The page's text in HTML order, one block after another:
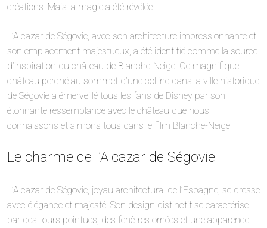
créations. Mais la magie a été révélée !
L’Alcazar de Ségovie, avec son architecture impressionnante et
son emplacement majestueux, a été identifié comme la source
d’inspiration du château de Blanche-Neige. Ce magnifique
château perché au sommet d’une colline dans la ville historique
de Ségovie a émerveillé tous les fans de Disney par son
étonnante ressemblance avec le château que nous
connaissons et aimons tous dans le film Blanche-Neige.
Le charme de l’Alcazar de Ségovie
L’Alcazar de Ségovie, joyau architectural de l’Espagne, se dresse
avec élégance et majesté. Son design distinctif se caractérise
par des tours pointues, des fenêtres ornées et une apparence